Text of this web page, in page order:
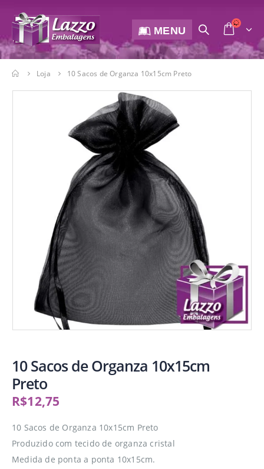
MENU
Loja 10 Sacos de Organza 10x15cm Preto
10 Sacos de Organza 10x15cm
Preto
R$12,75
10 Sacos de Organza 10x15cm Preto
Produzido com tecido de organza cristal
Medida de ponta a ponta 10x15cm.